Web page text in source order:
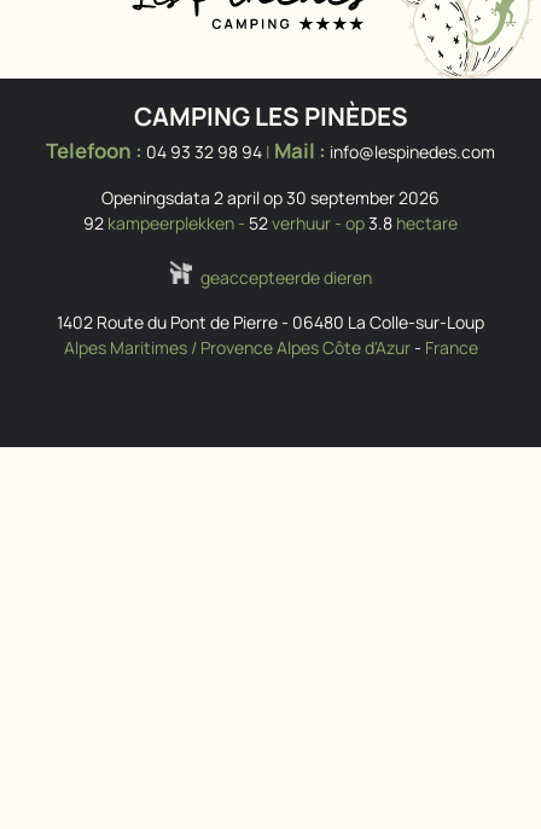
CAMPING LES PINÈDES
Telefoon : 04 93 32 98 94 | Mail : info@lespinedes.com
Openingsdata 2 april op 30 september 2026
92 kampeerplekken - 52verhuur - op3.8 hectare
geaccepteerde dieren
1402 Route du Pont de Pierre- 06480 La Colle-sur-Loup
Alpes Maritimes / Provence Alpes Côte d'Azur- France